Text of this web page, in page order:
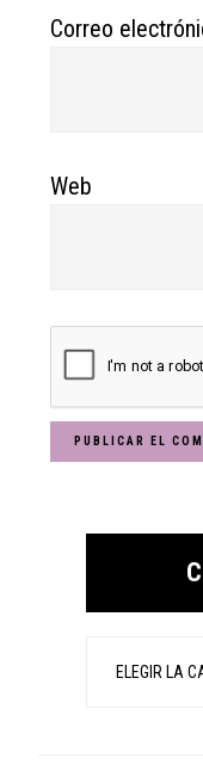
Correo
Web
Primary